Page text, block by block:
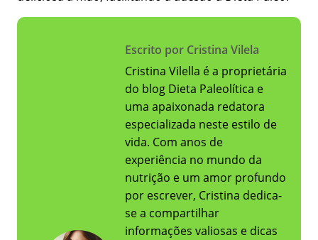
Escrito por Cristina Vilela
Cristina Vilella é a proprietária
do blog Dieta Paleolítica e
uma apaixonada redatora
especializada neste estilo de
vida. Com anos de
experiência no mundo da
nutrição e um amor profundo
por escrever, Cristina dedica-
se a compartilhar
informações valiosas e dicas